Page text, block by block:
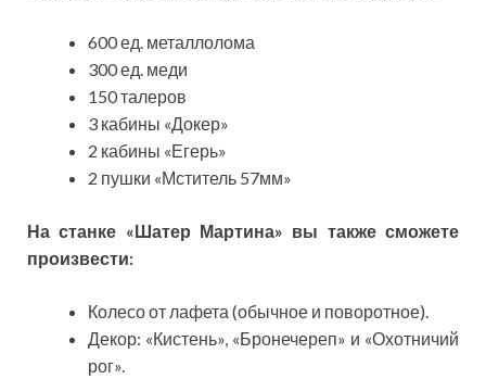
600 ед. металлолома
300 ед. меди
150 талеров
3 кабины «Докер»
2 кабины «Егерь»
2 пушки «Мститель 57мм»
На станке «Шатер Мартина» вы также сможете
произвести:
Колесо от лафета (обычное и поворотное).
Декор: «Кистень», «Бронечереп» и «Охотничий
рог».